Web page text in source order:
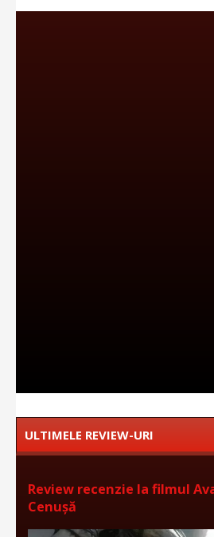
ULTIMELE REVIEW-URI
Review recenzie la filmul
Cenușă